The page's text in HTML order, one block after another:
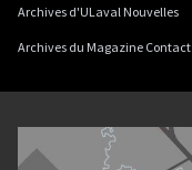
Archives d'ULaval Nouvelles
Archives du Magazine Contact